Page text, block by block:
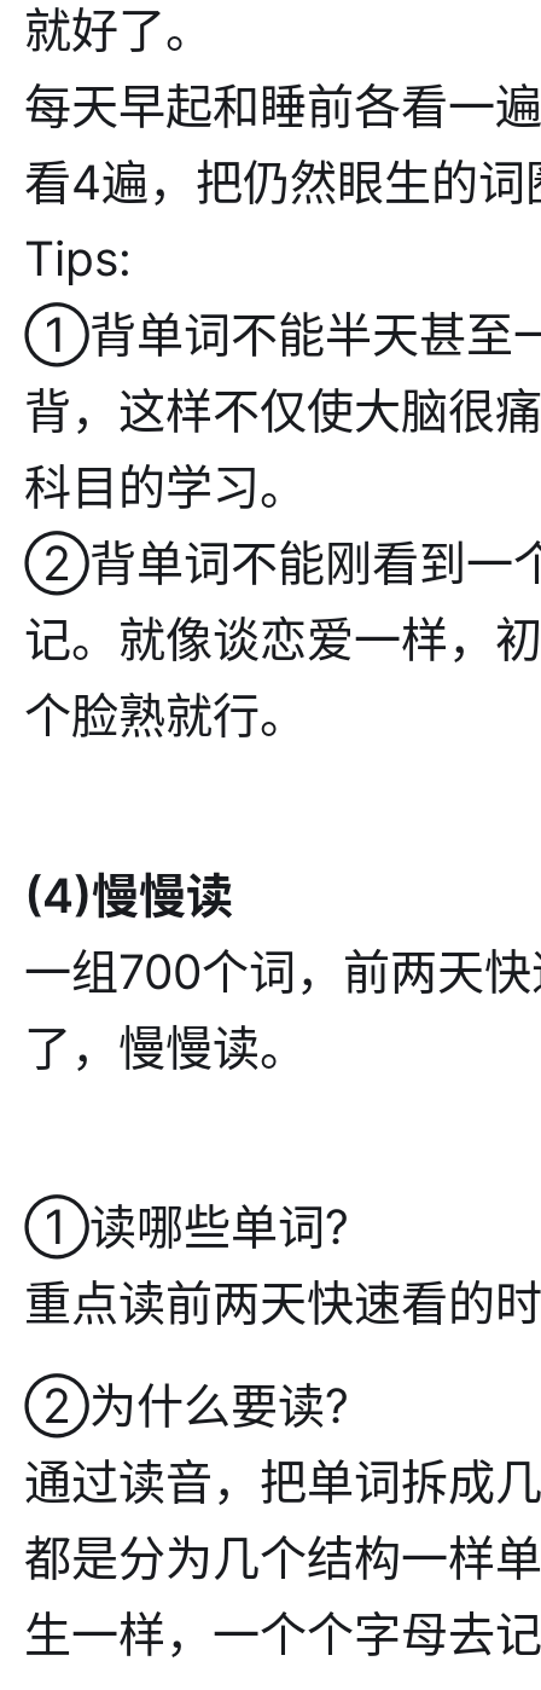
就好了。
每天早起和睡前各看一
看4遍，把仍然眼生的词
Tips:
①背单词不能半天甚至
背，这样不仅使大脑很
科目的学习。
②背单词不能刚看到一
记。就像谈恋爱一样，
个脸熟就行。
(4)慢慢读
一组700个词，前两天
了，慢慢读。
①读哪些单词?
重点读前两天快速看的
②为什么要读?
通过读音，把单词拆成
都是分为几个结构一样
生一样，一个个字母去